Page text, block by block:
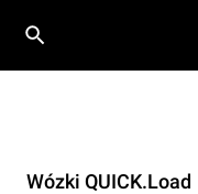
Wózki QUICK.Load